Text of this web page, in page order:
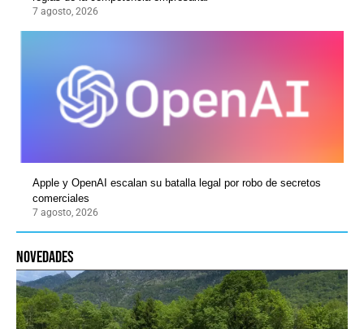
7 agosto, 2026
Apple y OpenAI escalan su batalla legal por robo de secretos
comerciales
7 agosto, 2026
novedades